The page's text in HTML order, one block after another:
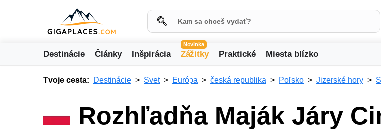
Destinácie Články Inšpirácia
Novinka
Zážitky Praktické Miesta blízko
Tvoje cesta: Destinácie Svet Európa česká republika Poľsko Jizerské hory
Rozhľadňa Maják Járy